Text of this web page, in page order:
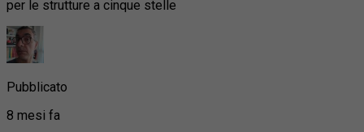
per le strutture a cinque stelle
Pubblicato
8 mesi fa